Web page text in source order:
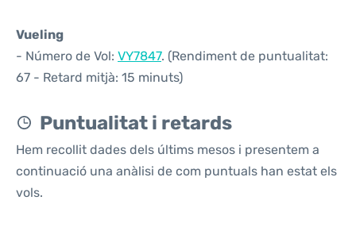
Vueling
- Número de Vol: VY7847. (Rendiment de puntualitat:
67 - Retard mitjà: 15 minuts)
Puntualitat i retards
Hem recollit dades dels últims mesos i presentem a
continuació una anàlisi de com puntuals han estat els
vols.